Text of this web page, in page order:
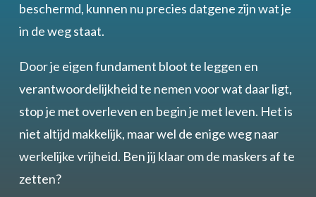
beschermd, kunnen nu precies datgene zijn wat je
in de weg staat.
Door je eigen fundament bloot te leggen en
verantwoordelijkheid te nemen voor wat daar ligt,
stop je met overleven en begin je met leven. Het is
niet altijd makkelijk, maar wel de enige weg naar
werkelijke vrijheid. Ben jij klaar om de maskers af te
zetten?